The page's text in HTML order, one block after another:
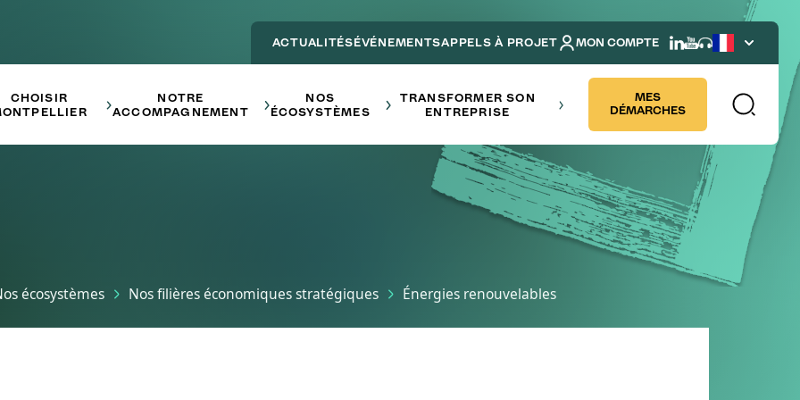
ACTUALITÉSÉVÉNEMENTSAPPELS À PROJET MON COMPTE
French
MES
DÉMARCHES
navigation - ENTREPRENDRE
CHOISIR
NOTRE
ACCOMPAGNEMENT
NOS
ÉCOSYSTÈMES
TRANSFORMER SON
ENTREPRISE
écosystèmes Nos filières économiques stratégiques Énergies renouvelables